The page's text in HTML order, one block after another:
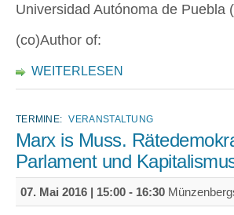
Universidad Autónoma de Puebla
(co)Author of:
WEITERLESEN
TERMINE: VERANSTALTUNG
Marx is Muss.
Parlament und
07. Mai 2016 | 15:00 - 16:30